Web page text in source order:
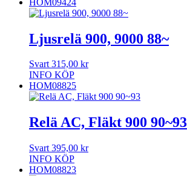
Ljusrelä 900, 9000 88~
Svart 315,00 kr
INFO KÖP
HOM08825
Relä AC, Fläkt 900 90~93
Svart 395,00 kr
INFO KÖP
HOM08823